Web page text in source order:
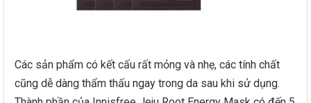
Các sản phẩm có kết cấu rất mỏng và nhẹ, các tính chất
cũng dễ dàng thẩm thấu ngay trong da sau khi sử dụng.